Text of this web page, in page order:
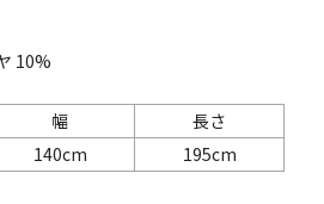
10%
幅
長さ
140cm 195cm